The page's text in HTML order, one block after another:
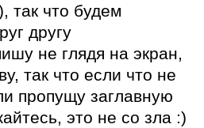
так что будем
другу
не глядя на экран,
так что если что не
пропущу заглавную
это не со зла :)